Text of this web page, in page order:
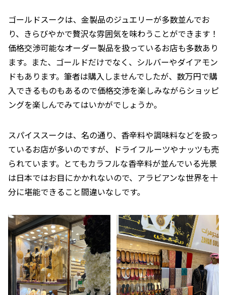
ゴールドスークは、金製品のジュエリーが多数並んでお
り、きらびやかで贅沢な雰囲気を味わうことができます！
価格交渉可能なオーダー製品を扱っているお店も多数あり
ます。また、ゴールドだけでなく、シルバーやダイアモン
ドもあります。筆者は購入しませんでしたが、数万円で購
入できるものもあるので価格交渉を楽しみながらショッピ
ングを楽しんでみてはいかがでしょうか。
スパイススークは、名の通り、香辛料や調味料などを扱っ
ているお店が多いのですが、ドライフルーツやナッツも売
られています。とてもカラフルな香辛料が並んでいる光景
は日本ではお目にかかれないので、アラビアンな世界を十
分に堪能できること間違いなしです。